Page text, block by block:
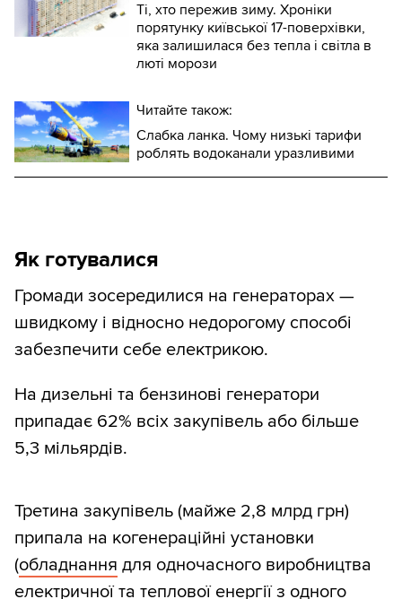
Ті, хто пережив зиму. Хроніки
порятунку київської 17-поверхівки,
яка залишилася без тепла і світла в
люті морози
Читайте також:
Слабка ланка. Чому низькі тарифи
роблять водоканали уразливими
Як готувалися
Громади зосередилися на генераторах —
швидкому і відносно недорогому способі
забезпечити себе електрикою.
На дизельні та бензинові генератори
припадає 62% всіх закупівель або більше
5,3 мільярдів.
Третина закупівель (майже 2,8 млрд грн)
припала на когенераційні установки
(обладнання для одночасного виробництва
електричної та теплової енергії з одного